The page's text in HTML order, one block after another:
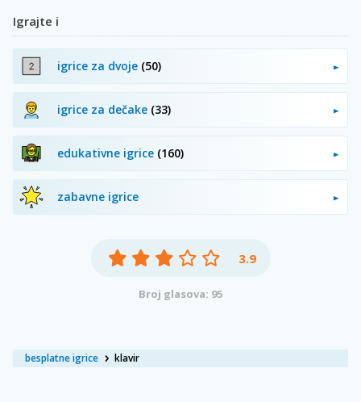
besplatne igrice klavir
Igrajte i
igrice za dvoje (50)
igrice za dečake (33)
edukativne igrice (160)
zabavne igrice
3.9
Broj glasova: 95